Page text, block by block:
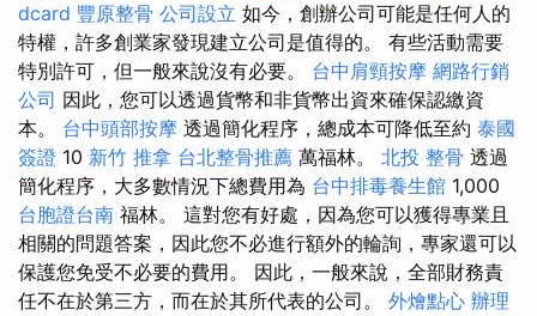
dcard 豐原整骨 公司設立 如今，創辦公司可能是任何人的
特權，許多創業家發現建立公司是值得的。 有些活動需要
特別許可，但一般來說沒有必要。 台中肩頸按摩 網路行銷
公司 因此，您可以透過貨幣和非貨幣出資來確保認繳資
本。 台中頭部按摩 透過簡化程序，總成本可降低至約 泰國
簽證 10 新竹 推拿 台北整骨推薦 萬福林。 北投 整骨 透過
簡化程序，大多數情況下總費用為 台中排毒養生館 1,000
台胞證台南 福林。 這對您有好處，因為您可以獲得專業且
相關的問題答案，因此您不必進行額外的輪詢，專家還可以
保護您免受不必要的費用。 因此，一般來說，全部財務責
任不在於第三方，而在於其所代表的公司。 外燴點心 辦理